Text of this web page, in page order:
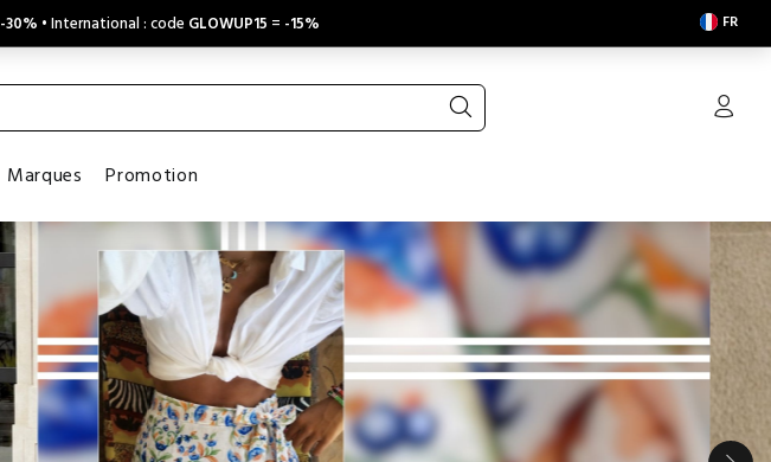
-30% • International : code GLOWUP15 = -15% FR
Marques Promotion